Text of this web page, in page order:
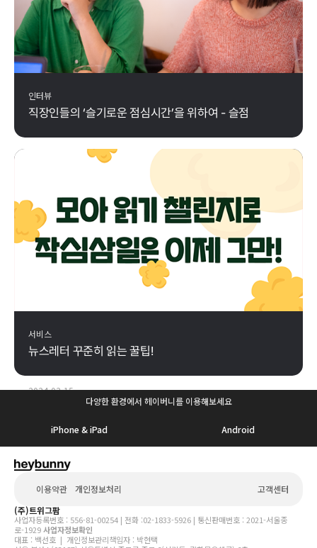
인터뷰
직장인들의 ‘슬기로운 점심시간’을 위하여 - 슬점
서비스
뉴스레터 꾸준히 읽는 꿀팁!
2024-03-15
다양한 환경에서 헤이버니를 이용해보세요
iPhone & iPad Android
이용약관 개인정보처리
방침
고객센터
(주)트위그팜
사업자등록번호 : 556-81-00254 | 전화 :02-1833-5926 | 통신판매번호 : 2021-서울종
로-1929사업자정보확인
대표 : 백선호 | 개인정보관리책임자 : 박현택